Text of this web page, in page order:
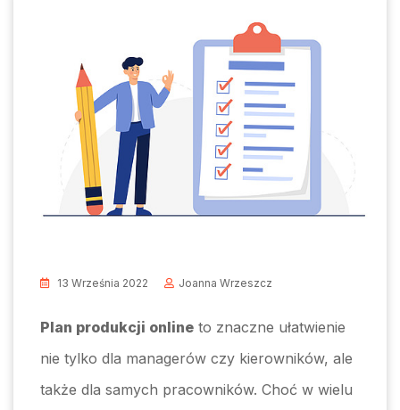
13 Września 2022 Joanna Wrzeszcz
Plan produkcji online to znaczne ułatwienie
nie tylko dla managerów czy kierowników, ale
także dla samych pracowników. Choć w wielu